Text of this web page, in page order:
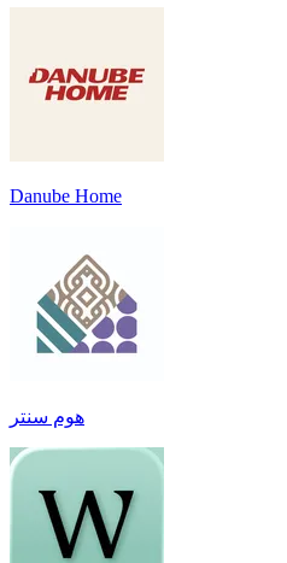
Danube Home
هوم سنتر